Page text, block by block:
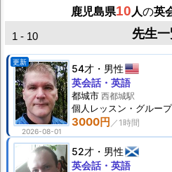
鹿児島県10 人の英
先生
1 - 10
更新
2026-08-01
54才 男性
3000円
英会話・英語
都城市 西都城駅
個人 レッスン ・グルー
52才 男性
英会話・英語